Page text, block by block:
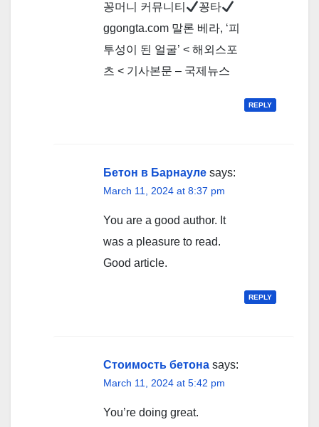
꽁머니 커뮤니티
꽁타
ggongta.com 말론 베라, ‘피
투성이 된 얼굴’ < 해외스포
츠 < 기사본문 – 국제뉴스
REPLY
Бетон в Барнауле says:
March 11, 2024 at 8:37 pm
You are a good author. It
was a pleasure to read.
Good article.
REPLY
Стоимость бетона says:
March 11, 2024 at 5:42 pm
You’re doing great.